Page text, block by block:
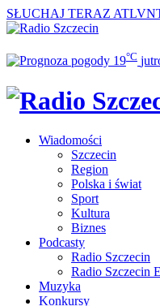
SŁUCHAJ TERAZ
19°C
Wiadomości
Szczecin
Region
Polska i świat
Sport
Kultura
Biznes
Podcasty
Radio Szczecin
Radio Szczecin
Muzyka
Konkursy